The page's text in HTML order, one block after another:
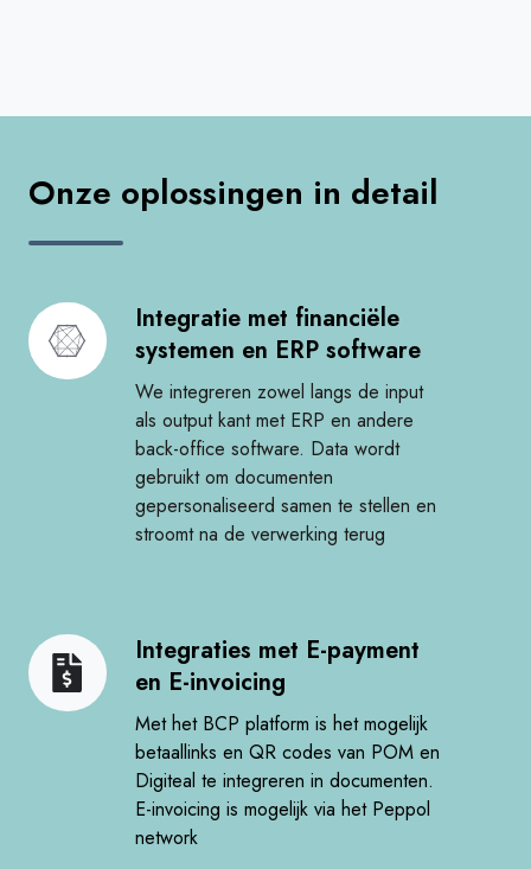
Onze oplossingen in detail
Integratie met financiële
systemen en ERP software​
We integreren zowel langs de input
als output kant met ERP en andere
back-office software. Data wordt
gebruikt om documenten
gepersonaliseerd samen te stellen en
stroomt na de verwerking terug​
Integratie
met
financiële
Integraties met ​E-payment
en ​E-invoicing​
Met het BCP platform is het mogelijk
betaallinks en QR codes van POM en
Digiteal te integreren in documenten.​
E-invoicing is mogelijk via het Peppol
network​
Integraties
met
E-